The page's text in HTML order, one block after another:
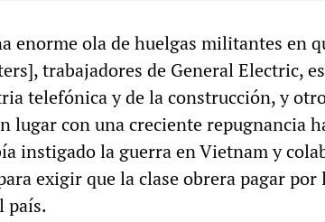
enorme ola de huelgas militantes en
trabajadores de General Electric,
telefónica y de la construcción, y
lugar con una creciente repugnancia
instigado la guerra en Vietnam y
exigir que la clase obrera pagar por
país.